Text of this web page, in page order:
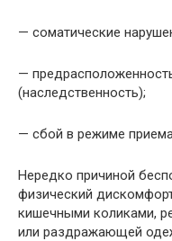
— соматические
—
(наследственность);
— сбой в режиме
Нередко причиной
физический
кишечными коликами,
или раздражающей